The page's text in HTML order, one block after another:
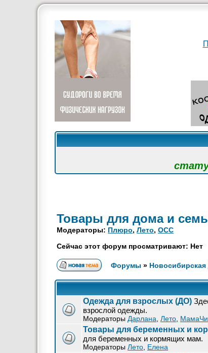
Товары для дома и
Модераторы: Плюро, Лето, OCC
Сейчас этот форум просматривают: Нет
Форумы »
Одежда для взрослых (ДО)
взрослой одежды.
Модераторы Дарлана Лето
Товары для беременных и
для беременных и кормящих мам.
Модераторы Лето Елена